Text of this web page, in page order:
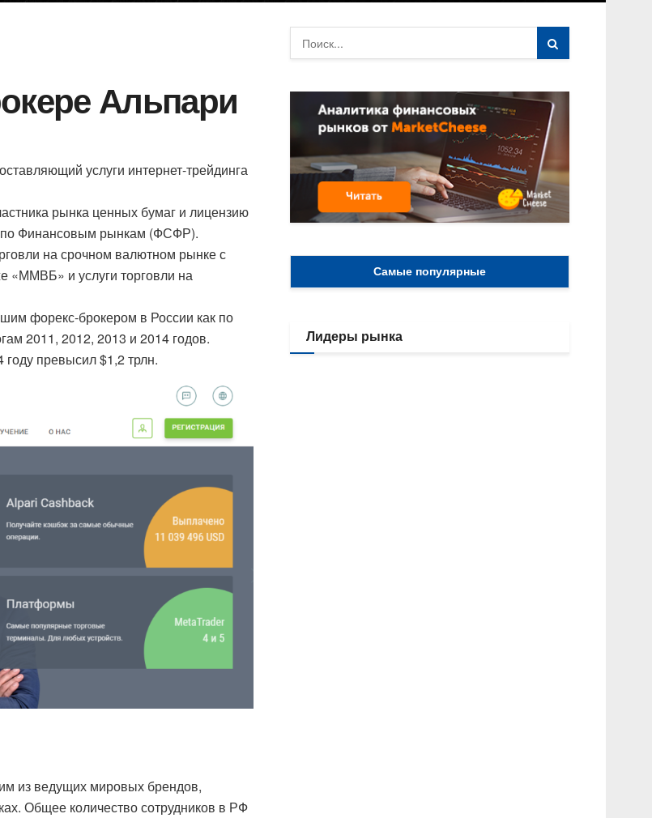
Альпари
услуги интернет-трейдинга
рынка ценных бумаг и лицензию
по Финансовым рынкам (ФСФР).
на срочном валютном рынке с
«ММВБ» и услуги торговли на
форекс-брокером в России как по
2011, 2012, 2013 и 2014 годов.
превысил $1,2 трлн.
из ведущих мировых брендов,
Общее количество сотрудников в РФ
Самые популярные
Лидеры рынка